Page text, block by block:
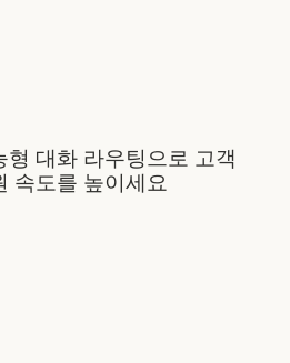
형 대화 라우팅으로 고객
속도를 높이세요